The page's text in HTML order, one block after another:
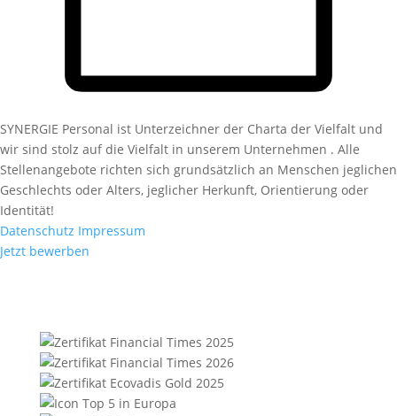
SYNERGIE Personal ist Unterzeichner der Charta der Vielfalt und
wir sind stolz auf die Vielfalt in unserem Unternehmen . Alle
Stellenangebote richten sich grundsätzlich an Menschen jeglichen
Geschlechts oder Alters, jeglicher Herkunft, Orientierung oder
Identität!
Datenschutz Impressum
Jetzt bewerben